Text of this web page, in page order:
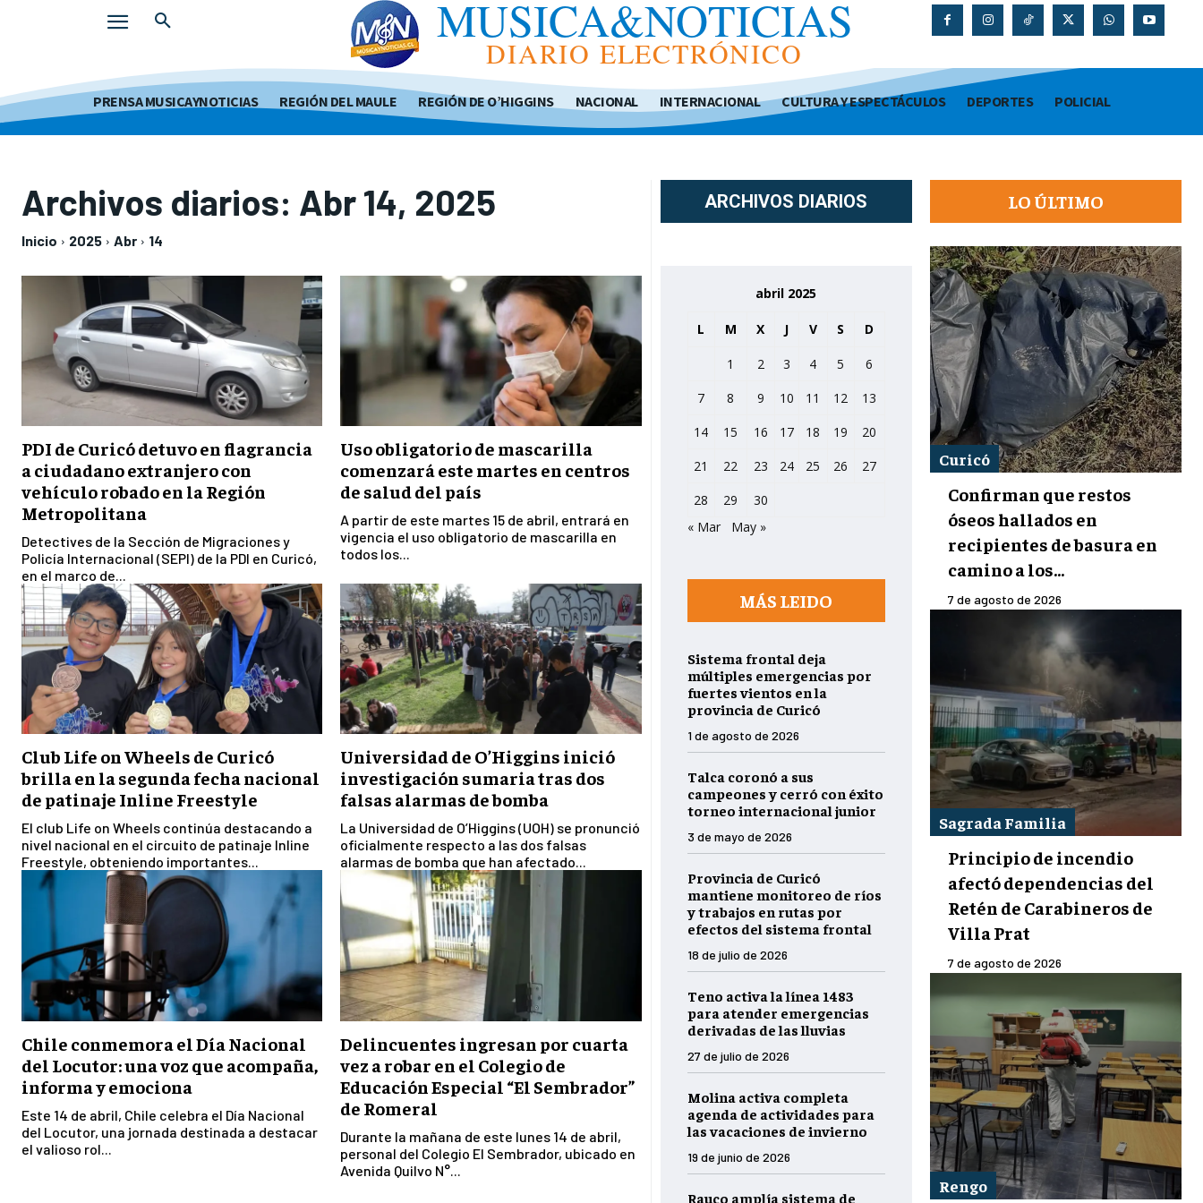
MUSICA&NOTICIAS
DIARIO ELECTRÓNICO
PRENSA MUSICAYNOTICIAS REGIÓN DEL MAULE REGIÓN DE O’HIGGINS NACIONAL INTERNACIONAL CULTURA Y ESPECTÁCULOS DEPORTES POLICIAL
Archivos diarios: Abr 14, 2025
Inicio 2025 Abr 14
PDI de Curicó detuvo en flagrancia
a ciudadano extranjero con
vehículo robado en la Región
Metropolitana
Detectives de la Sección de Migraciones y
Policía Internacional (SEPI) de la PDI en Curicó,
en el marco de...
Uso obligatorio de mascarilla
comenzará este martes en centros
de salud del país
A partir de este martes 15 de abril, entrará en
vigencia el uso obligatorio de mascarilla en
todos los...
Club Life on Wheels de Curicó
brilla en la segunda fecha nacional
de patinaje Inline Freestyle
El club Life on Wheels continúa destacando a
nivel nacional en el circuito de patinaje Inline
Freestyle, obteniendo importantes...
Universidad de O’Higgins inició
investigación sumaria tras dos
falsas alarmas de bomba
La Universidad de O’Higgins (UOH) se pronunció
oficialmente respecto a las dos falsas
alarmas de bomba que han afectado...
Chile conmemora el Día Nacional
del Locutor: una voz que acompaña,
informa y emociona
Este 14 de abril, Chile celebra el Día Nacional
del Locutor, una jornada destinada a destacar
el valioso rol...
Delincuentes ingresan por cuarta
vez a robar en el Colegio de
Educación Especial “El Sembrador”
de Romeral
Durante la mañana de este lunes 14 de abril,
personal del Colegio El Sembrador, ubicado en
Avenida Quilvo N°...
ARCHIVOS DIARIOS
abril 2025
L M X J V S D
1 2 3 4 5
6
7
8 9 10 11 12
13
14
15 16 17 18 19
20
21
22 23 24 25 26
27
28
29
30
« Mar
May »
MÁS LEIDO
Sistema frontal deja
múltiples emergencias por
fuertes vientos en la
provincia de Curicó
1 de agosto de 2026
Talca coronó a sus
campeones y cerró con éxito
torneo internacional junior
3 de mayo de 2026
Provincia de Curicó
mantiene monitoreo de ríos
y trabajos en rutas por
efectos del sistema frontal
18 de julio de 2026
Teno activa la línea 1483
para atender emergencias
derivadas de las lluvias
27 de julio de 2026
Molina activa completa
agenda de actividades para
las vacaciones de invierno
19 de junio de 2026
Rauco amplía sistema de
LO ÚLTIMO
Curicó
Confirman que restos
óseos hallados en
recipientes de basura en
camino a los...
7 de agosto de 2026
Sagrada Familia
Principio de incendio
afectó dependencias del
Retén de Carabineros de
Villa Prat
7 de agosto de 2026
Rengo